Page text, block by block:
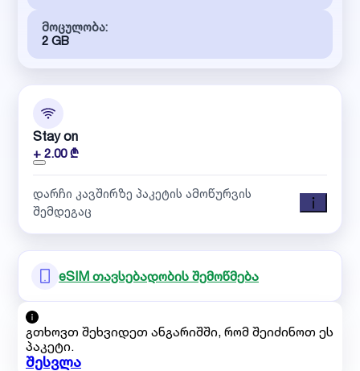
მოცულობა:
2 GB
Stay on
+ 2.00 ₾
დარჩი კავშირზე პაკეტის ამოწურვის
შემდეგაც
eSIM თავსებადობის შემოწმება
გთხოვთ შეხვიდეთ ანგარიშში, რომ შეიძინოთ ეს
პაკეტი.
შესვლა